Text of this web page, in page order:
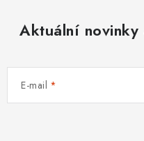
Aktuální novinky
E-mail